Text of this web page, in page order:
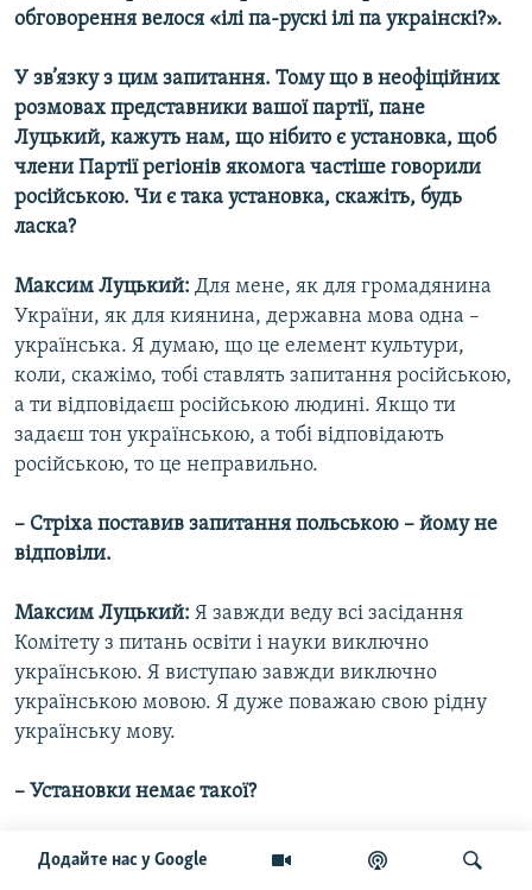
Додайте нас у Google
обговорення велося «ілі па-рускі ілі па украінскі?».
У зв’язку з цим запитання. Тому що в неофіційних
розмовах представники вашої партії, пане
Луцький, кажуть нам, що нібито є установка, щоб
члени Партії регіонів якомога частіше говорили
російською. Чи є така установка, скажіть, будь
ласка?
Максим Луцький: Для мене, як для громадянина
України, як для киянина, державна мова одна –
українська. Я думаю, що це елемент культури,
коли, скажімо, тобі ставлять запитання російською,
а ти відповідаєш російською людині. Якщо ти
задаєш тон українською, а тобі відповідають
російською, то це неправильно.
– Стріха поставив запитання польською – йому не
відповіли.
Максим Луцький: Я завжди веду всі засідання
Комітету з питань освіти і науки виключно
українською. Я виступаю завжди виключно
українською мовою. Я дуже поважаю свою рідну
українську мову.
– Установки немає такої?
Максим Луцький:Немає. Жодної установки немає.